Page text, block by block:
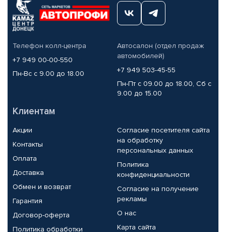
Телефон колл-центра
+7 949 00-00-550
Пн-Вс с 9.00 до 18.00
Автосалон (отдел продаж
автомобилей)
+7 949 503-45-55
Пн-Пт с 09.00 до 18.00, Сб с
9.00 до 15.00
Клиентам
Акции
Контакты
Оплата
Доставка
Обмен и возврат
Гарантия
Договор-оферта
Политика обработки
Согласие посетителя сайта
на обработку
персональных данных
Политика
конфиденциальности
Согласие на получение
рекламы
О нас
Карта сайта